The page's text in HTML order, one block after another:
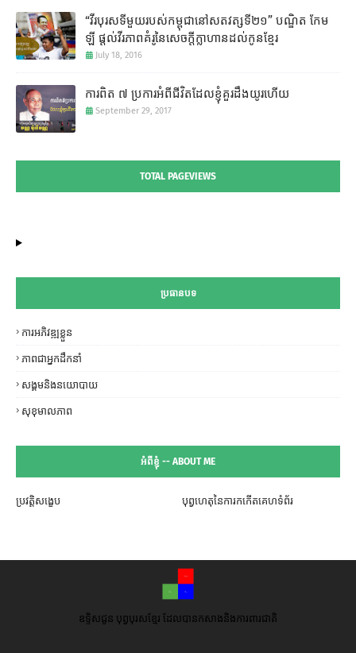
“វីរបុរសទីមួយរបស់កម្ពុជានៅសតវត្សទី២១” បណ្ឌិត កែម
ឡី​ ផ្តល់វីរភាពគំរូនៃសេចក្តីក្លាហានដល់កូនខ្មែរ
July 18, 2016
ការពិត ៧ ប្រការអំពីជីវិតដែលខ្ញុំគួរដឹងយូរហើយ
September 29, 2017
TOTAL PAGEVIEWS
ប្រធានបទ
ការអភិវឌ្ឍខ្លួន
ភាពជាអ្នកដឹកនាំ
សង្គមនិងនយោបាយ
សុខុមាលភាព
អំពីខ្ញុំ -- ABOUT ME
ប្រវត្តិសង្ខេប បុព្វហេតុនៃការកកើតគេហទំព័រ
ឧទ្ទិសជូន បុព្វបុរសខ្មែរ ដែលបានកសាងនិងការពារជាតិ